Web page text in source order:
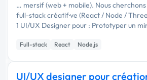
… mersif (web + mobile). Nous cherchons
full-stack créatif·ve (React / Node /
1 UI/UX Designer pour : Prototyper un
pages produit + AR viewer) Intégrer des
glTF/USDZ …
Full-stack React Node.js
UI/UX designer pour